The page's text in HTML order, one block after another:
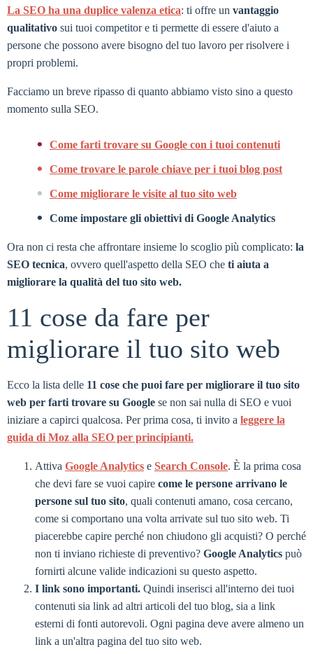
La SEO ha una duplice valenza etica: ti offre un vantaggio
qualitativo sui tuoi competitor e ti permette di essere d'aiuto a
persone che possono avere bisogno del tuo lavoro per risolvere i
propri problemi.
Facciamo un breve ripasso di quanto abbiamo visto sino a questo
momento sulla SEO.
Come farti trovare su Google con i tuoi contenuti
Come trovare le parole chiave per i tuoi blog post
Come migliorare le visite al tuo sito web
Come impostare gli obiettivi di Google Analytics
Ora non ci resta che affrontare insieme lo scoglio più complicato: la
SEO tecnica, ovvero quell'aspetto della SEO che ti aiuta a
migliorare la qualità del tuo sito web.
11 cose da fare per
migliorare il tuo sito web
Ecco la lista delle 11 cose che puoi fare per migliorare il tuo sito
web per farti trovare su Google se non sai nulla di SEO e vuoi
iniziare a capirci qualcosa. Per prima cosa, ti invito a leggere la
guida di Moz alla SEO per principianti.
Attiva Google Analytics e Search Console. È la prima cosa
che devi fare se vuoi capire come le persone arrivano le
persone sul tuo sito, quali contenuti amano, cosa cercano,
come si comportano una volta arrivate sul tuo sito web. Ti
piacerebbe capire perché non chiudono gli acquisti? O perché
non ti inviano richieste di preventivo? Google Analytics può
fornirti alcune valide indicazioni su questo aspetto.
I link sono importanti. Quindi inserisci all'interno dei tuoi
contenuti sia link ad altri articoli del tuo blog, sia a link
esterni di fonti autorevoli. Ogni pagina deve avere almeno un
link a un'altra pagina del tuo sito web.